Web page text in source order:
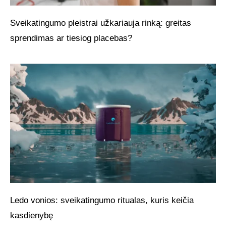
Sveikatingumo pleistrai užkariauja rinką: greitas
sprendimas ar tiesiog placebas?
Ledo vonios: sveikatingumo ritualas, kuris keičia
kasdienybę